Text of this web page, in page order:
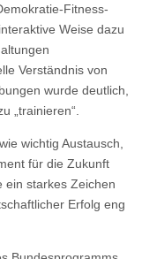
Fitness-
Weise dazu
Verständnis von
wurde deutlich,
„trainieren“.
wichtig Austausch,
für die Zukunft
ein starkes Zeichen
Erfolg eng